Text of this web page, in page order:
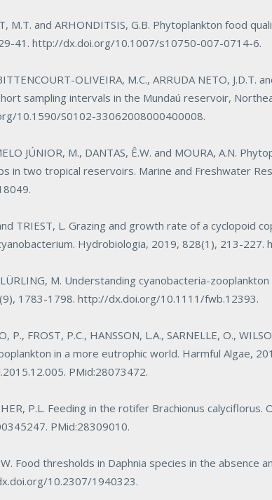
M.T. and ARHONDITSIS, G.B. Phytoplankton food
41.http://dx.doi.org/10.1007/s10750-007-0714-6.
OLIVEIRA, M.C., ARRUDA NETO, J.D.T.
sampling intervals in the Mundaú reservoir,
10.1590/S0102-33062008000400008.
JÚNIOR, M., DANTAS, Ê.W. and MOURA, A.N.
in two tropical reservoirs. Marine and Freshwater
.
TRIEST, L. Grazing and growth rate of a cyclopoid
Hydrobiologia, 2019, 828(1), 213-227.
LÜRLING, M. Understanding cyanobacteria-
1783-1798.http://dx.doi.org/10.1111/fwb.12393.
P., FROST, P.C., HANSSON, L.A., SARNELLE, O.,
in a more eutrophic world. Harmful Algae,
. PMid:28073472.
P.L. Feeding in the rotifer Brachionus calyciflorus.
. PMid:28309010.
Food thresholds in Daphnia species in the absence
10.2307/1940323.